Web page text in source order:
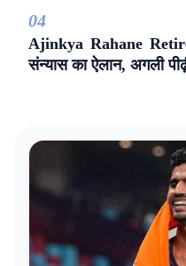
04
Ajinkya Rahane
संन्यास का ऐलान, अगली